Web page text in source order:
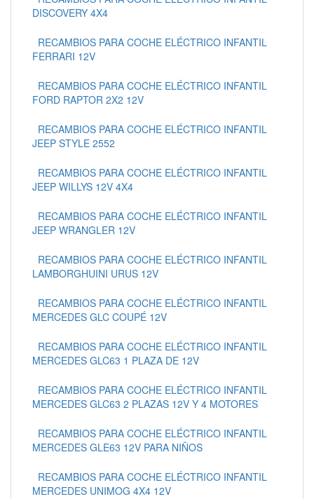
DISCOVERY 4X4
RECAMBIOS PARA COCHE ELÉCTRICO INFANTIL
FERRARI 12V
RECAMBIOS PARA COCHE ELÉCTRICO INFANTIL
FORD RAPTOR 2X2 12V
RECAMBIOS PARA COCHE ELÉCTRICO INFANTIL
JEEP STYLE 2552
RECAMBIOS PARA COCHE ELÉCTRICO INFANTIL
JEEP WILLYS 12V 4X4
RECAMBIOS PARA COCHE ELÉCTRICO INFANTIL
JEEP WRANGLER 12V
RECAMBIOS PARA COCHE ELÉCTRICO INFANTIL
LAMBORGHUINI URUS 12V
RECAMBIOS PARA COCHE ELÉCTRICO INFANTIL
MERCEDES GLC COUPÉ 12V
RECAMBIOS PARA COCHE ELÉCTRICO INFANTIL
MERCEDES GLC63 1 PLAZA DE 12V
RECAMBIOS PARA COCHE ELÉCTRICO INFANTIL
MERCEDES GLC63 2 PLAZAS 12V Y 4 MOTORES
RECAMBIOS PARA COCHE ELÉCTRICO INFANTIL
MERCEDES GLE63 12V PARA NIÑOS
RECAMBIOS PARA COCHE ELÉCTRICO INFANTIL
MERCEDES UNIMOG 4X4 12V